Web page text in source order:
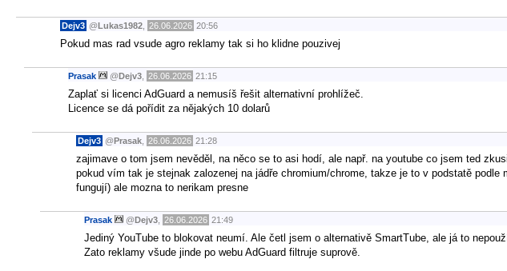
Dejv3 @Lukas1982 26.06.2026 20:56
Pokud mas rad vsude agro reklamy tak si ho klidne pouzivej
Prasak @Dejv3 26.06.2026 21:15
Zaplať si licenci AdGuard a nemusíš řešit alternativní prohlížeč.
Licence se dá pořídit za nějakých 10 dolarů
Dejv3 @Prasak 26.06.2026 21:28
zajimave o tom jsem nevěděl, na něco se to asi hodí, ale např. na youtube co jsem ted
pokud vím tak je stejnak zalozenej na jádře chromium/chrome, takze je to v podstatě
fungují) ale mozna to nerikam presne
Prasak @Dejv3 26.06.2026 21:49
Jediný YouTube to blokovat neumí. Ale četl jsem o alternativě SmartTube, ale já to
Zato reklamy všude jinde po webu AdGuard filtruje suprově.